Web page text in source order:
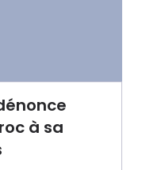
à sa